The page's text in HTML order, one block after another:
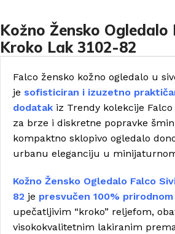
Kožno Žensko Ogledalo
Kroko Lak 3102-82
Falco žensko kožno ogledalo u
je sofisticiran i izuzetno
dodatak iz Trendy kolekcije
za brze i diskretne popravke
kompaktno sklopivo ogledalo
urbanu eleganciju u
Kožno Žensko Ogledalo Falco
82 je presvučen 100%
upečatljivim “kroko” reljefom,
visokokvalitetnim lakiranim